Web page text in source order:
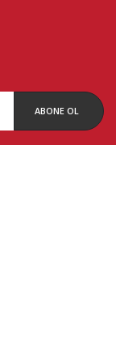
ABONE OL